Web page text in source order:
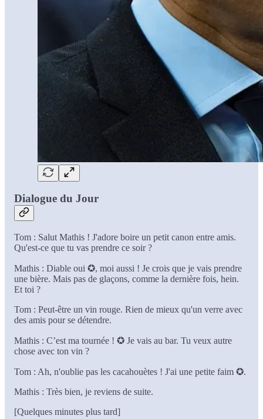
Dialogue du Jour
Tom : Salut Mathis ! J'adore boire un petit canon entre amis.
Qu'est-ce que tu vas prendre ce soir ?
Mathis : Diable oui ✪, moi aussi ! Je crois que je vais prendre
une bière. Mais pas de glaçons, comme la dernière fois, hein.
Et toi ?
Tom : Peut-être un vin rouge. Rien de mieux qu'un verre avec
des amis pour se détendre.
Mathis : C’est ma tournée ! ✪ Je vais au bar. Tu veux autre
chose avec ton vin ?
Tom : Ah, n'oublie pas les cacahouètes ! J'ai une petite faim ✪.
Mathis : Très bien, je reviens de suite.
[Quelques minutes plus tard]